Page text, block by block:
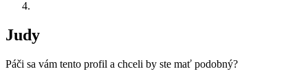
Judy
Páči sa vám tento profil a chceli by ste mať podobný?